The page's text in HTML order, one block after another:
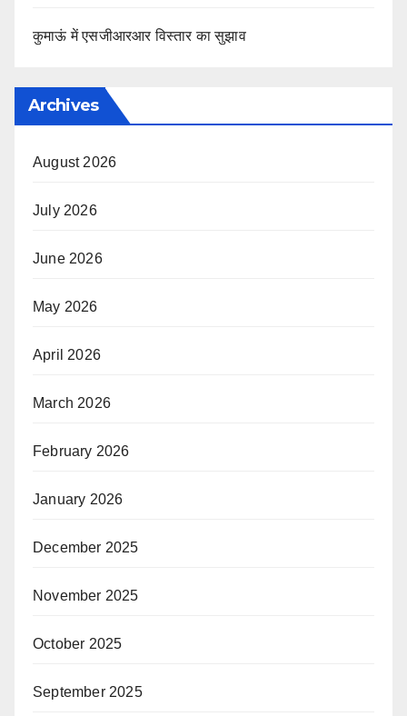
कुमाऊं में एसजीआरआर विस्तार का सुझाव
Archives
August 2026
July 2026
June 2026
May 2026
April 2026
March 2026
February 2026
January 2026
December 2025
November 2025
October 2025
September 2025